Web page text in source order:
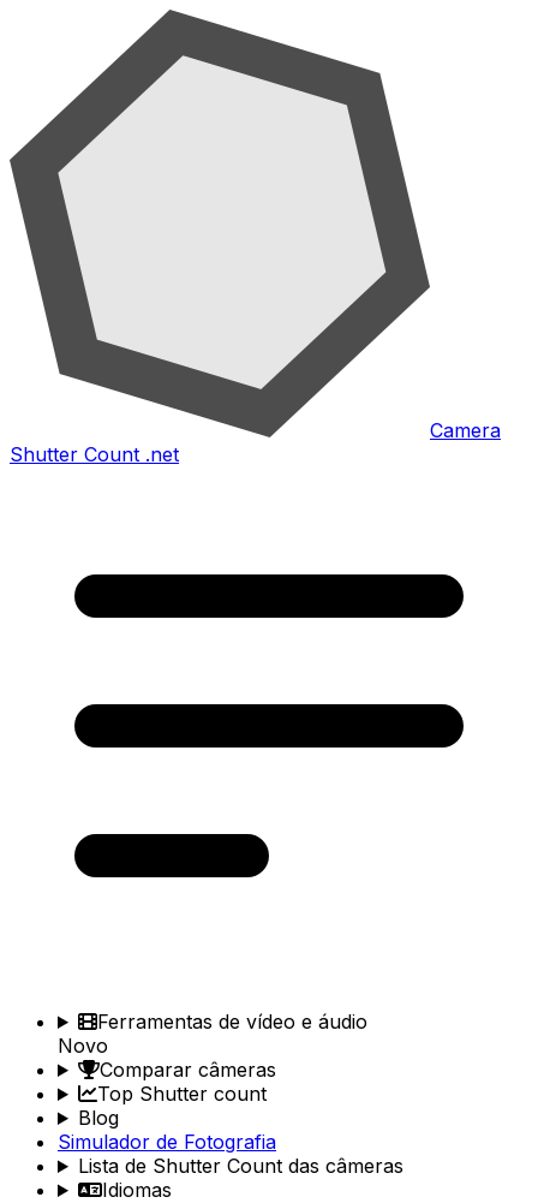
Camera
Shutter Count .net
Ferramentas de vídeo e áudio
Novo
Comparar câmeras
Top Shutter count
Blog
Simulador de Fotografia
Lista de Shutter Count das câmeras
Idiomas